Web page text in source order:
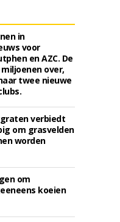
in
voor
en AZC. De
over,
twee nieuwe
verbiedt
om grasvelden
worden
om
koeien